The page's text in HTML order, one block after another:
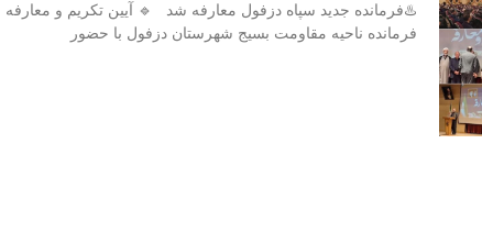
♨️فرمانده جدید سپاه دزفول معارفه شد 🔹 آیین تکریم و معارفه
فرمانده ناحیه مقاومت بسیج شهرستان دزفول با حضور